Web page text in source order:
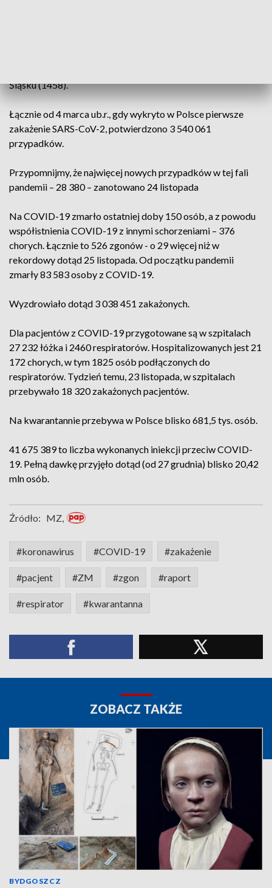
Śląsku (1458).
Łącznie od 4 marca ub.r., gdy wykryto w Polsce pierwsze
zakażenie SARS-CoV-2, potwierdzono 3 540 061
przypadków.
Przypomnijmy, że najwięcej nowych przypadków w tej fali
pandemii – 28 380 – zanotowano 24 listopada
Na COVID-19 zmarło ostatniej doby 150 osób, a z powodu
współistnienia COVID-19 z innymi schorzeniami – 376
chorych. Łącznie to 526 zgonów - o 29 więcej niż w
rekordowy dotąd 25 listopada. Od początku pandemii
zmarły 83 583 osoby z COVID-19.
Wyzdrowiało dotąd 3 038 451 zakażonych.
Dla pacjentów z COVID-19 przygotowane są w szpitalach
27 232 łóżka i 2460 respiratorów. Hospitalizowanych jest 21
172 chorych, w tym 1825 osób podłączonych do
respiratorów. Tydzień temu, 23 listopada, w szpitalach
przebywało 18 320 zakażonych pacjentów.
Na kwarantannie przebywa w Polsce blisko 681,5 tys. osób.
41 675 389 to liczba wykonanych iniekcji przeciw COVID-
19. Pełną dawkę przyjęło dotąd (od 27 grudnia) blisko 20,42
mln osób.
Źródło: MZ,
#koronawirus #COVID-19 #zakażenie
#pacjent #ZM #zgon #raport
#respirator #kwarantanna
ZOBACZ TAKŻE
BYDGOSZCZ